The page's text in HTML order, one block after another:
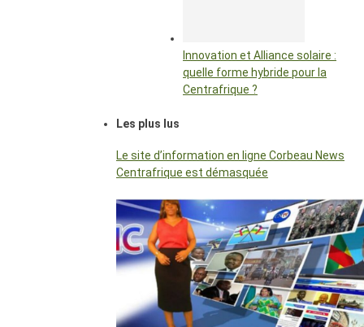
Innovation et Alliance solaire :
quelle forme hybride pour la
Centrafrique ?
Les plus lus
Le site d’information en ligne Corbeau News
Centrafrique est démasquée